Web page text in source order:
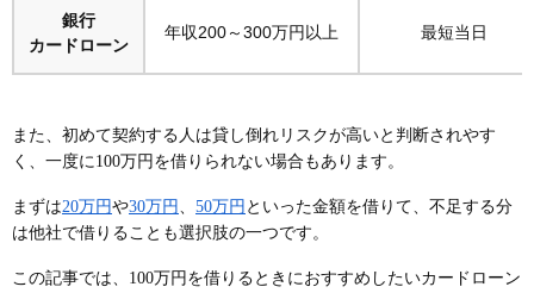
銀行
カードローン
年収200～300万円以上 最短当日
また、初めて契約する人は貸し倒れリスクが高いと判断されやす
く、一度に100万円を借りられない場合もあります。
まずは20万円や30万円 50万円 といった金額を借りて、不足する分
は他社で借りることも選択肢の一つです。
この記事では、100万円を借りるときにおすすめしたいカードローン